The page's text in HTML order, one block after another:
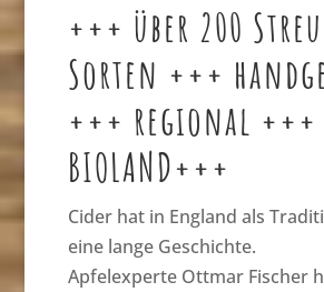
+++ über 200
Sorten +++
+++ regional +++
BIOLAND+++
Cider hat in England als
eine lange Geschichte.
Apfelexperte Ottmar Fischer